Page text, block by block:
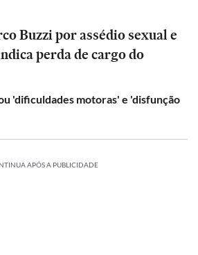
Buzzi por assédio sexual e
perda de cargo do
'dificuldades motoras' e 'disfunção
APÓS A PUBLICIDADE